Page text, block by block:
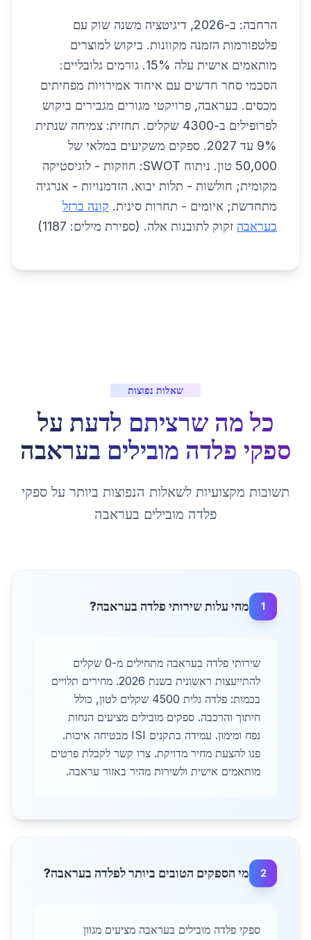
הרחבה: ב-2026, דיגיטציה משנה שוק עם
פלטפורמות הזמנה מקוונות. ביקוש למוצרים
מותאמים אישית עלה 15%. גורמים גלובליים:
הסכמי סחר חדשים עם איחוד אמירויות מפחיתים
מכסים. בעראבה, פרויקטי מגורים מגבירים ביקוש
לפרופילים ב-4300 שקלים. תחזית: צמיחה שנתית
9% עד 2027. ספקים משקיעים במלאי של
50,000 טון. ניתוח SWOT: חוזקות - לוגיסטיקה
מקומית; חולשות - תלות יבוא. הזדמנויות - אנרגיה
מתחדשת; איומים - תחרות סינית. קונה ברזל
בעראבה זקוק לתובנות אלה. (ספירת מילים: 1187)
שאלות נפוצות
כל מה שרציתם לדעת על
ספקי פלדה מובילים בעראבה
תשובות מקצועיות לשאלות הנפוצות ביותר על ספקי
פלדה מובילים בעראבה
1 מהי עלות שירותי פלדה בעראבה?
שירותי פלדה בעראבה מתחילים מ-0 שקלים
להתייעצות ראשונית בשנת 2026. מחירים תלויים
בכמות: פלדה גלית 4500 שקלים לטון, כולל
חיתוך והרכבה. ספקים מובילים מציעים הנחות
נפח ומימון. עמידה בתקנים ISI מבטיחה איכות.
פנו להצעת מחיר מדויקת. צרו קשר לקבלת פרטים
מותאמים אישית ולשירות מהיר באזור עראבה.
2 מי הספקים הטובים ביותר לפלדה בעראבה?
ספקי פלדה מובילים בעראבה מציעים מגוון